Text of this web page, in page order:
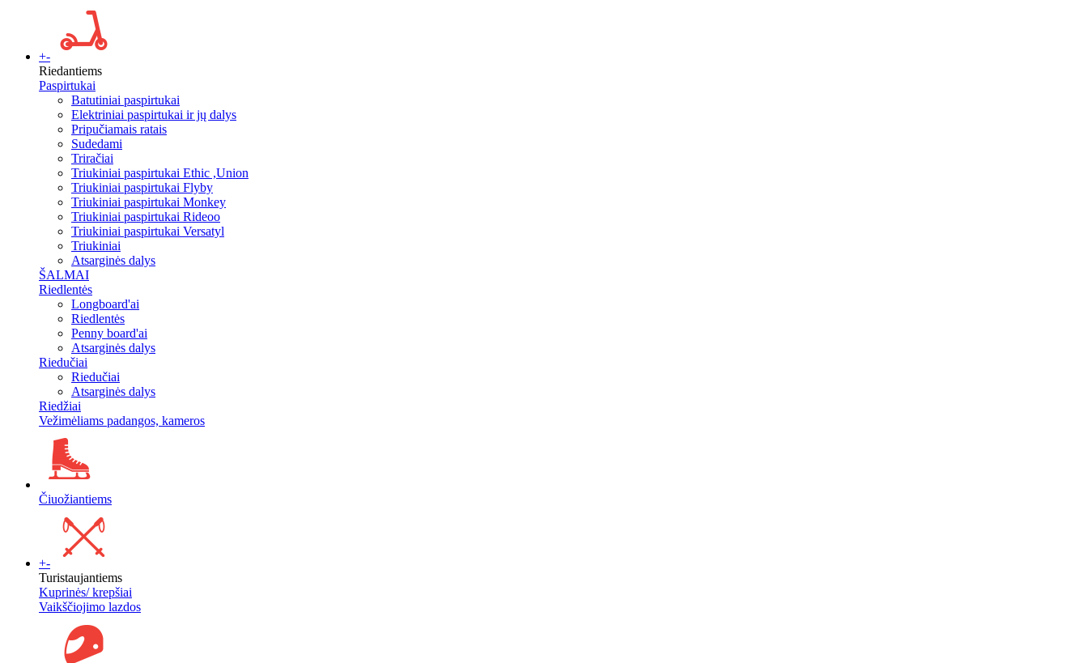
+-
Riedantiems
Paspirtukai
Batutiniai paspirtukai
Elektriniai paspirtukai ir jų dalys
Pripučiamais ratais
Sudedami
Triračiai
Triukiniai paspirtukai Ethic ,Union
Triukiniai paspirtukai Flyby
Triukiniai paspirtukai Monkey
Triukiniai paspirtukai Rideoo
Triukiniai paspirtukai Versatyl
Triukiniai
Atsarginės dalys
ŠALMAI
Riedlentės
Longboard'ai
Riedlentės
Penny board'ai
Atsarginės dalys
Riedučiai
Riedučiai
Atsarginės dalys
Riedžiai
Vežimėliams padangos, kameros
Čiuožiantiems
+-
Turistaujantiems
Kuprinės/ krepšiai
Vaikščiojimo lazdos